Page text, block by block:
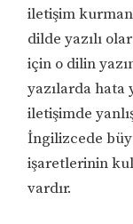
iletişim
dilde yazılı
için o dilin
yazılarda hata
iletişimde
İngilizcede
işaretlerinin
vardır.